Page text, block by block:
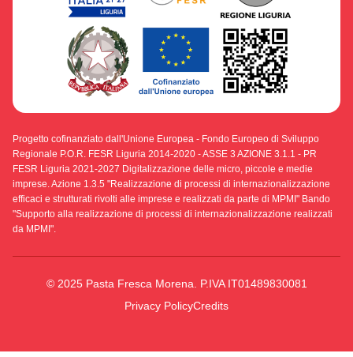
Progetto cofinanziato dall'Unione Europea - Fondo Europeo di Sviluppo
Regionale P.O.R. FESR Liguria 2014-2020 - ASSE 3 AZIONE 3.1.1 - PR
FESR Liguria 2021-2027 Digitalizzazione delle micro, piccole e medie
imprese. Azione 1.3.5 "Realizzazione di processi di internazionalizzazione
efficaci e strutturati rivolti alle imprese e realizzati da parte di MPMI" Bando
"Supporto alla realizzazione di processi di internazionalizzazione realizzati
da MPMI".
© 2025 Pasta Fresca Morena. P.IVA IT01489830081
Privacy PolicyCredits